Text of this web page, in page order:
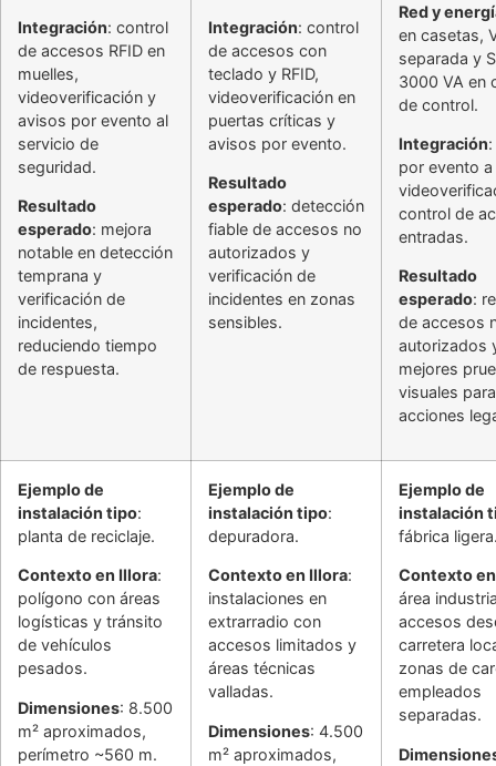
Integración: control
de accesos RFID en
muelles,
videoverificación y
avisos por evento al
servicio de
seguridad.
Resultado
esperado: mejora
notable en detección
temprana y
verificación de
incidentes,
reduciendo tiempo
de respuesta.
Integración: control
de accesos con
teclado y RFID,
videoverificación en
puertas críticas y
avisos por evento.
Resultado
esperado: detección
fiable de accesos no
autorizados y
verificación de
incidentes en zonas
sensibles.
Red y
en casetas,
separada y
3000 VA en
de control.
Integración
por evento
control de
entradas.
Resultado
esperado:
de accesos
autorizados
mejores
visuales para
acciones
Ejemplo de
instalación tipo:
planta de reciclaje.
Contexto en Illora:
polígono con áreas
logísticas y tránsito
de vehículos
pesados.
Dimensiones: 8.500
m² aproximados,
perímetro ~560 m.
Ejemplo de
instalación tipo:
depuradora.
Contexto en Illora:
instalaciones en
extrarradio con
accesos limitados y
áreas técnicas
valladas.
Dimensiones: 4.500
m² aproximados,
Ejemplo de
instalación
fábrica
Contexto
área
accesos
carretera
zonas de
empleados
separadas.